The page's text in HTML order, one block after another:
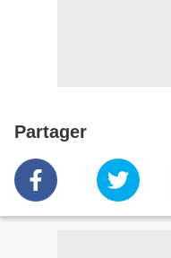
Partager